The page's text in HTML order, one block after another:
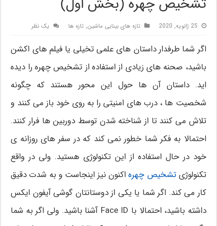
تشخیص چهره (بخش اول)
25 ژانویه, 2020 تازه های بینایی ماشین, تازه ها یک نظر
اگر شما طرفدار داستان های علمی تخیلی یا فیلم های اکشن
باشید، صحنه های زیادی از استفاده از تشخیص چهره را دیده
اید. داستان آن ها حول این محور هستند که چگونه
شخصیت ها ، درب های امنیتی را به روی خود باز می کنند و
تلاش می کنند تا از شناخته شدن توسط دوربین ها فرار کنند.
احتمالا به فکر شما خطور نمی کند که در سفر های روزانه ی
خود در حال استفاده از این تکنولوژی هستید. ولی در واقع
تکنولوژیتشخیص چهرهاکنون نیز اینجاست و به شدت دقیق
کار می کند. اگر شما یا یکی از دوستانتان گوشی آیفون ایکس
داشته باشید، احتمالا با Face ID آشنا باشید. ولی اگر به شما